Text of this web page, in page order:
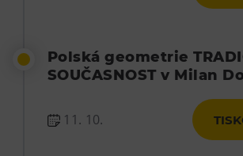
Polská geometrie
SOUČASNOST v Milan
11. 10.